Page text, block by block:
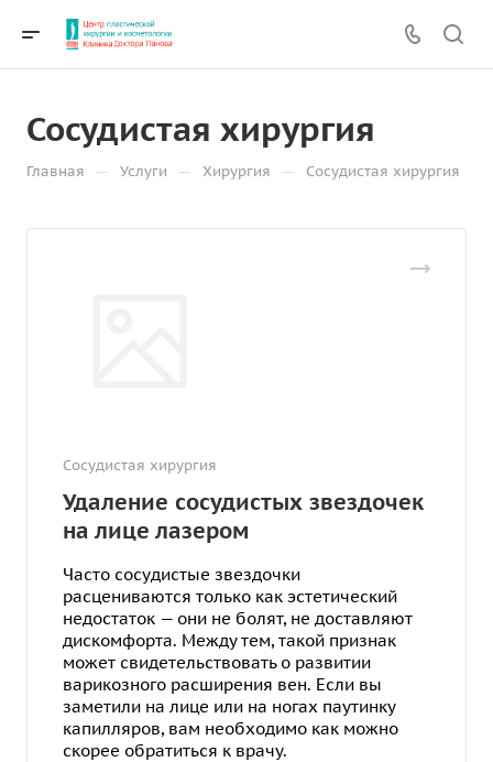
Сосудистая хирургия
Главная — Услуги — Хирургия — Сосудистая хирургия
Сосудистая хирургия
Удаление сосудистых звездочек
на лице лазером
Часто сосудистые звездочки
расцениваются только как эстетический
недостаток — они не болят, не доставляют
дискомфорта. Между тем, такой признак
может свидетельствовать о развитии
варикозного расширения вен. Если вы
заметили на лице или на ногах паутинку
капилляров, вам необходимо как можно
скорее обратиться к врачу.